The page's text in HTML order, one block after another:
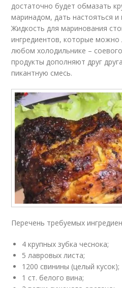
достаточно будет обмазать
маринадом, дать настояться и
Жидкость для маринования
ингредиентов, которые можно
любом холодильнике –
продукты дополняют друг
пикантную смесь.
Перечень требуемых
4 крупных зубка чеснока;
5 лавровых листа;
1200 свинины (целый кусок);
1 ст. белого вина;